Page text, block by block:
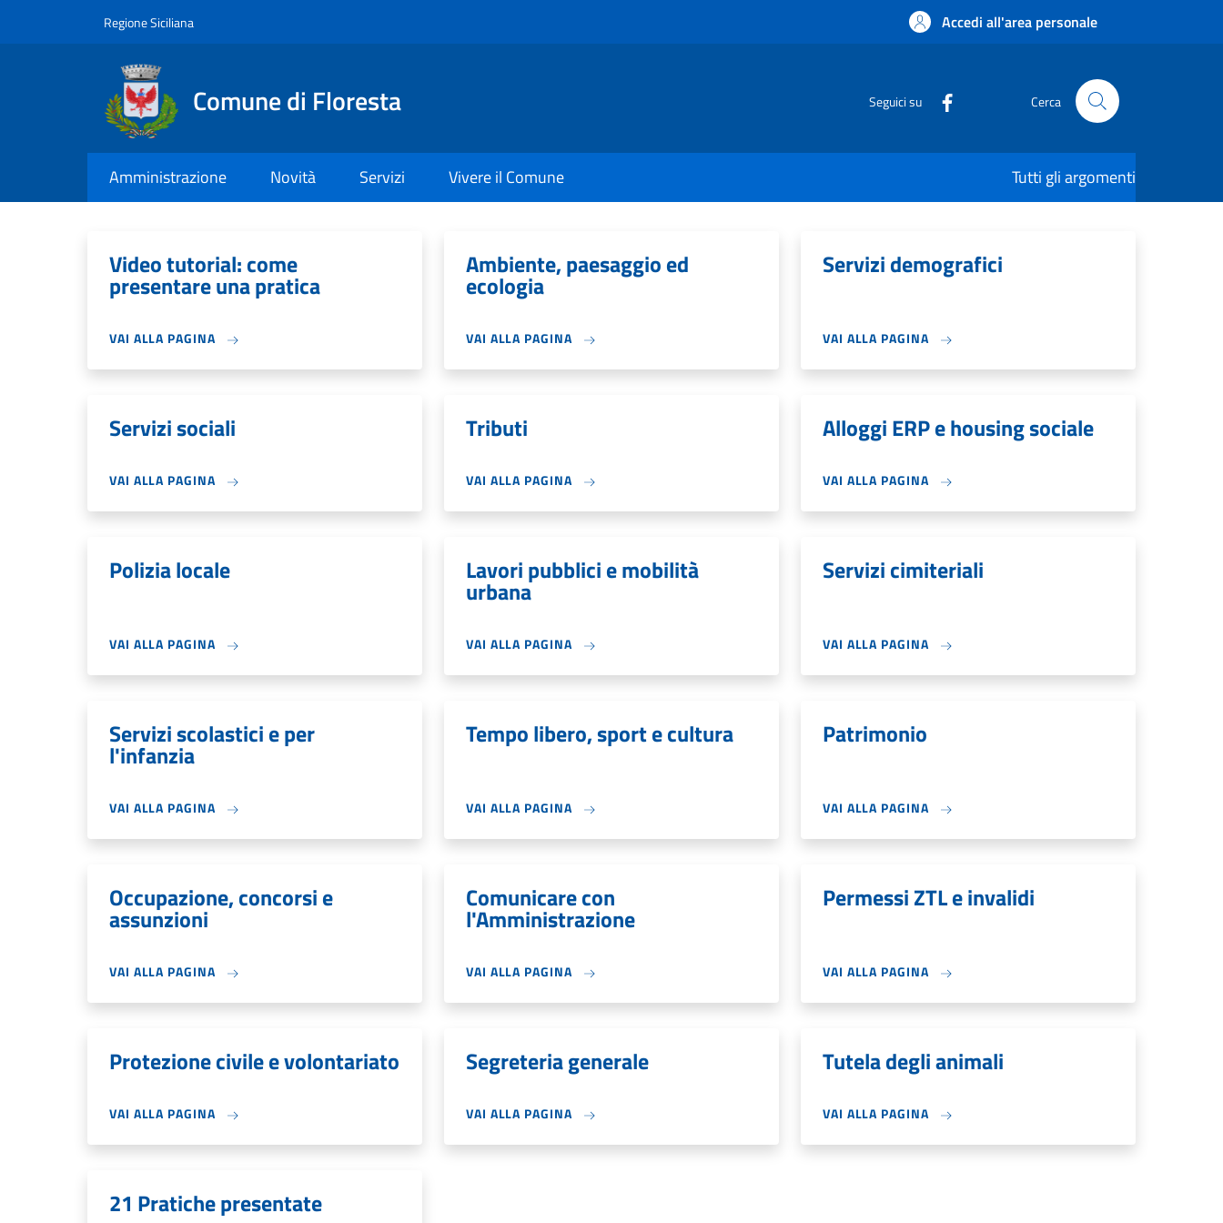
Regione Siciliana Accedi all'area personale
Comune di Floresta Seguici su Cerca
Amministrazione Novità Servizi Vivere il Comune Tutti gli argomenti
Video tutorial: come
presentare una pratica
VAI ALLA PAGINA
Ambiente, paesaggio ed
ecologia
VAI ALLA PAGINA
Servizi demografici
VAI ALLA PAGINA
Servizi sociali
VAI ALLA PAGINA
Tributi
VAI ALLA PAGINA
Alloggi ERP e housing sociale
VAI ALLA PAGINA
Polizia locale
VAI ALLA PAGINA
Lavori pubblici e mobilità
urbana
VAI ALLA PAGINA
Servizi cimiteriali
VAI ALLA PAGINA
Servizi scolastici e per
l'infanzia
VAI ALLA PAGINA
Tempo libero, sport e cultura
VAI ALLA PAGINA
Patrimonio
VAI ALLA PAGINA
Occupazione, concorsi e
assunzioni
VAI ALLA PAGINA
Comunicare con
l'Amministrazione
VAI ALLA PAGINA
Permessi ZTL e invalidi
VAI ALLA PAGINA
Protezione civile e volontariato
VAI ALLA PAGINA
Segreteria generale
VAI ALLA PAGINA
Tutela degli animali
VAI ALLA PAGINA
21 Pratiche presentate